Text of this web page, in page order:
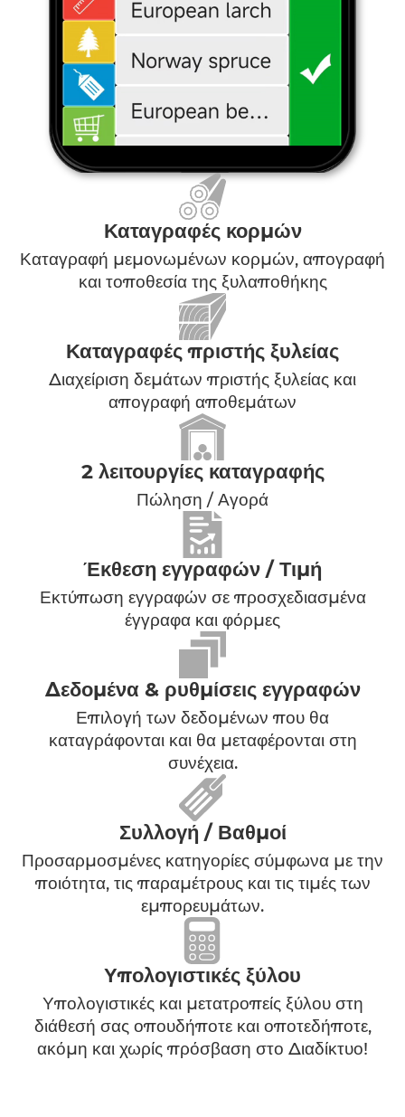
Καταγραφές κορμών
Καταγραφή μεμονωμένων κορμών, απογραφή
και τοποθεσία της ξυλαποθήκης
Καταγραφές πριστής ξυλείας
Διαχείριση δεμάτων πριστής ξυλείας και
απογραφή αποθεμάτων
2 λειτουργίες καταγραφής
Πώληση / Αγορά
Έκθεση εγγραφών / Τιμή
Εκτύπωση εγγραφών σε προσχεδιασμένα
έγγραφα και φόρμες
Δεδομένα & ρυθμίσεις εγγραφών
Επιλογή των δεδομένων που θα
καταγράφονται και θα μεταφέρονται στη
συνέχεια.
Συλλογή / Βαθμοί
Προσαρμοσμένες κατηγορίες σύμφωνα με την
ποιότητα, τις παραμέτρους και τις τιμές των
εμπορευμάτων.
Υπολογιστικές ξύλου